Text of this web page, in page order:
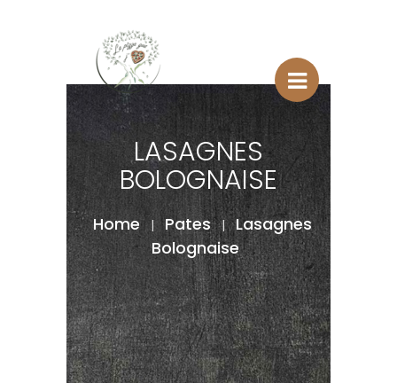
LASAGNES
BOLOGNAISE
Home | Pates | Lasagnes
Bolognaise